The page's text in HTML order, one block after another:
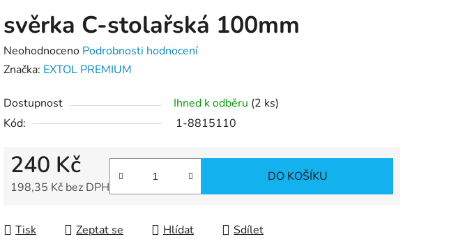
svěrka C-stolařská 100mm
Průměrné
hodnocení
je
0,0
hvězdiček.
Neohodnoceno Podrobnosti hodnocení
Značka: EXTOL PREMIUM
Dostupnost Ihned k odběru (2 ks)
Kód:
1-8815110
240 Kč
198,35 Kč bez DPH
DO KOŠÍKU
Tisk Zeptat se Hlídat Sdílet